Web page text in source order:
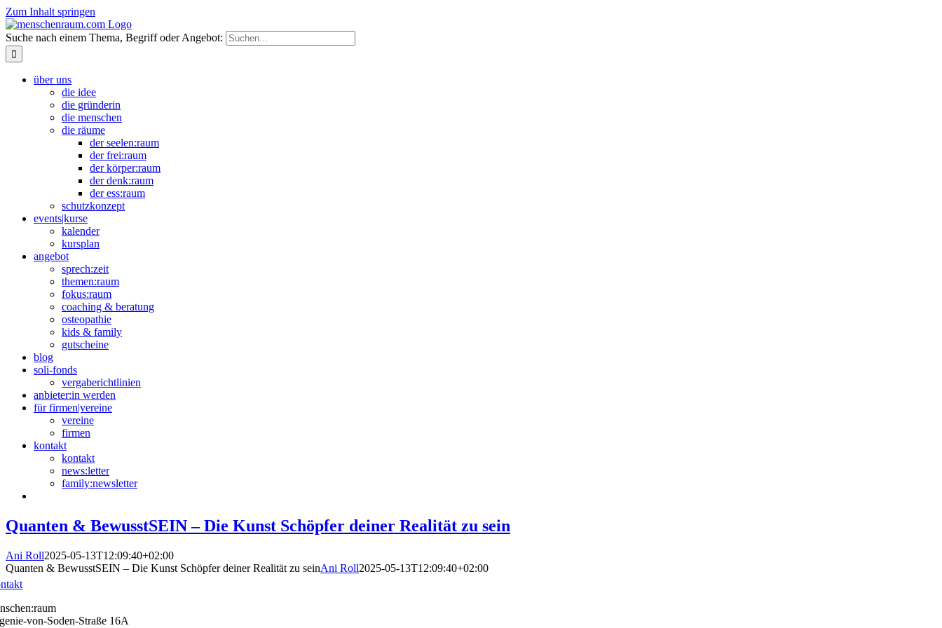
Zum Inhalt springen
Suche nach einem Thema, Begriff oder Angebot:
über uns
die idee
die gründerin
die menschen
die räume
der seelen:raum
der frei:raum
der körper:raum
der denk:raum
der ess:raum
schutzkonzept
events|kurse
kalender
kursplan
angebot
sprech:zeit
themen:raum
fokus:raum
coaching & beratung
osteopathie
kids & family
gutscheine
blog
soli-fonds
vergaberichtlinien
anbieter:in werden
für firmen|vereine
vereine
firmen
kontakt
kontakt
news:letter
family:newsletter
Quanten & BewusstSEIN – Die Kunst Schöpfer deiner Realität zu sein
Ani Roll2025-05-13T12:09:40+02:00
Quanten & BewusstSEIN – Die Kunst Schöpfer deiner Realität zu seinAni Roll2025-05-13T12:09:40+02:00
von-Soden-Straße 16A